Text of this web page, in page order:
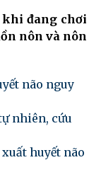
khi đang chơi
nôn và nôn
não nguy
nhiên, cứu
huyết não